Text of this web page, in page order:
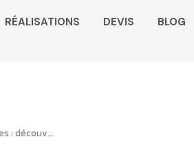
RÉALISATIONS DEVIS BLOG
« Les secrets des tutoriels vidéo pour convertir vos visiteurs en clients fidèles : découvrez les techniques infaillibles ! »